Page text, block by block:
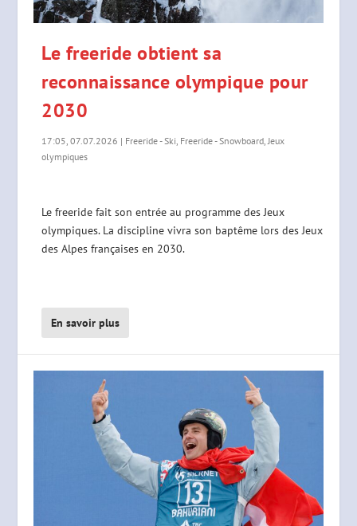
Le freeride obtient sa
reconnaissance olympique pour
2030
17:05, 07.07.2026 | Freeride - Ski, Freeride - Snowboard,Jeux
olympiques
Le freeride fait son entrée au programme des Jeux
olympiques. La discipline vivra son baptême lors des Jeux
des Alpes françaises en 2030.
En savoir plus